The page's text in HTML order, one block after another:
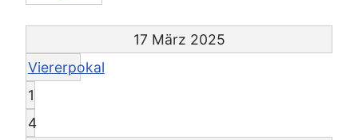
17 März 2025
Viererpokal
1
4